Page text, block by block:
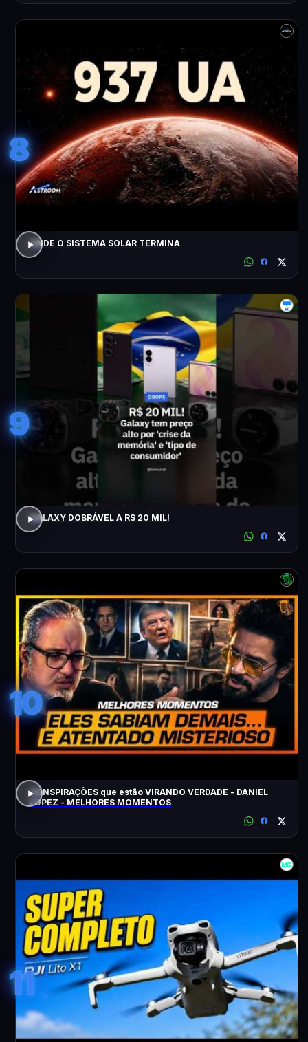
8
ONDE O SISTEMA SOLAR TERMINA
9
GALAXY DOBRÁVEL A R$ 20 MIL!
10
CONSPIRAÇÕES que estão VIRANDO VERDADE - DANIEL
LOPEZ - MELHORES MOMENTOS
11